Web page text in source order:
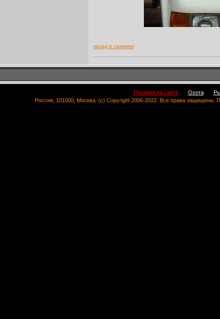
назад в галерею
Реклама на сайте Охота
Россия, 101000, Москва. (c) Copyright 2006-2022. Все права защищены.